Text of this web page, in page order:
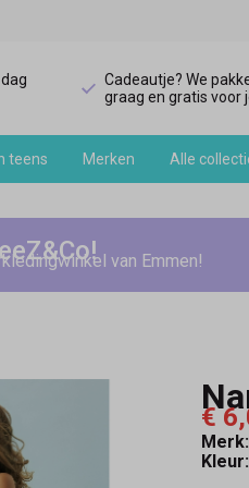
Cadeautje? We
graag en gratis voor
teens Merken Alle
van Emmen!
€
Merk:
Kleur: